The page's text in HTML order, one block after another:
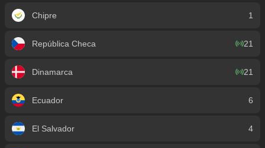
Chipre 1
República Checa 21
Dinamarca 21
Ecuador 6
El Salvador 4